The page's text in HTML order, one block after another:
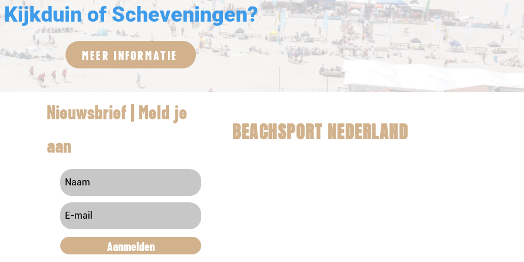
Kijkduin of Scheveningen?
MEER INFORMATIE
Nieuwsbrief | Meld je
aan
Aanmelden
BEACHSPORT NEDERLAND